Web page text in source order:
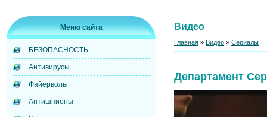
Меню сайта
БЕЗОПАСНОСТЬ
Антивирусы
Файерволы
Антишпионы
Видео
Главная » Видео » Сериалы
Департамент